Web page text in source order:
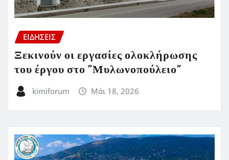
ΕΙΔΗΣΕΙΣ
Ξεκινούν οι εργασίες ολοκλήρωσης
του έργου στο ”Μυλωνοπούλειο”
kimiforum Μάι 18, 2026